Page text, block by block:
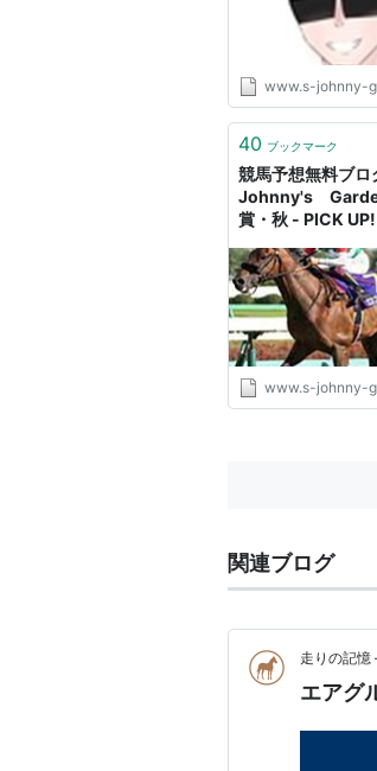
www.s-johnny-
40 ブックマーク
競馬予想無料ブロ
Johnny's
賞・秋 - PICK
www.s-johnny-
関連ブログ
走りの記
エアグ